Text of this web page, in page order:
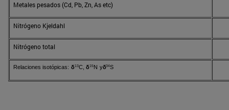
Metales pesados (Cd, Pb, Zn, As etc)
Nitrógeno Kjeldahl
Nitrógeno total
Relaciones isotópicas: δ13C, δ15N yδ34S